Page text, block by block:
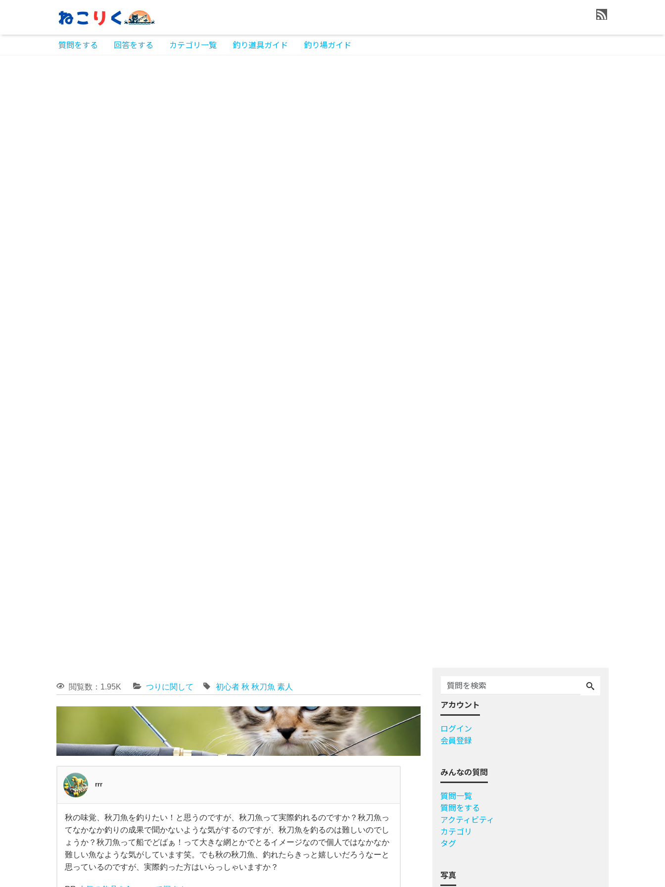
質問をする 回答をする カテゴリ一覧 釣り道具ガイド 釣り場ガイド
閲覧数：1.95K つりに関して 初心者 秋 秋刀魚 素人
rrr
秋
の
秋の味覚、秋刀魚を釣りたい！と思うのですが、秋刀魚って実際釣れるのですか？秋刀魚っ
てなかなか釣りの成果で聞かないような気がするのですが、秋刀魚を釣るのは難しいのでし
ょうか？秋刀魚って船でどばぁ！って大きな網とかでとるイメージなので個人ではなかなか
難しい魚なような気がしています笑。でも秋の秋刀魚、釣れたらきっと嬉しいだろうなーと
思っているのですが、実際釣った方はいらっしゃいますか？
アカウント
ログイン
会員登録
みんなの質問
質問一覧
質問をする
アクティビティ
カテゴリ
タグ
写真